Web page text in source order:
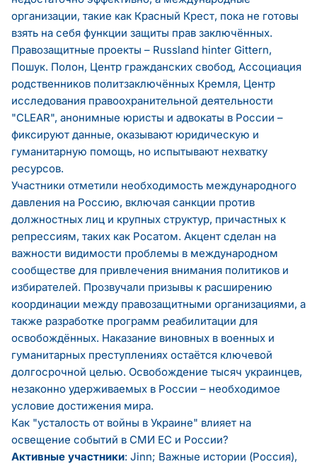
организации, такие как Красный Крест, пока не готовы
взять на себя функции защиты прав заключённых.
Правозащитные проекты – Russland hinter Gittern,
Пошук. Полон, Центр гражданских свобод, Ассоциация
родственников политзаключённых Кремля, Центр
исследования правоохранительной деятельности
"CLEAR", анонимные юристы и адвокаты в России –
фиксируют данные, оказывают юридическую и
гуманитарную помощь, но испытывают нехватку
ресурсов.
Участники отметили необходимость международного
давления на Россию, включая санкции против
должностных лиц и крупных структур, причастных к
репрессиям, таких как Росатом. Акцент сделан на
важности видимости проблемы в международном
сообществе для привлечения внимания политиков и
избирателей. Прозвучали призывы к расширению
координации между правозащитными организациями, а
также разработке программ реабилитации для
освобождённых. Наказание виновных в военных и
гуманитарных преступлениях остаётся ключевой
долгосрочной целью. Освобождение тысяч украинцев,
незаконно удерживаемых в России – необходимое
условие достижения мира.
Как "усталость от войны в Украине" влияет на
освещение событий в СМИ ЕС и России?
Активные участники: Jinn; Важные истории (Россия),